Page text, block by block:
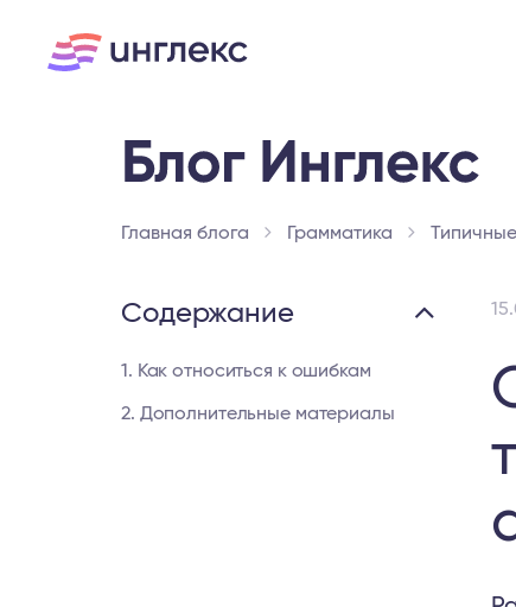
Главная блога Грамматика
Содержание
1. Как относиться к ошибкам
2. Дополнительные материалы